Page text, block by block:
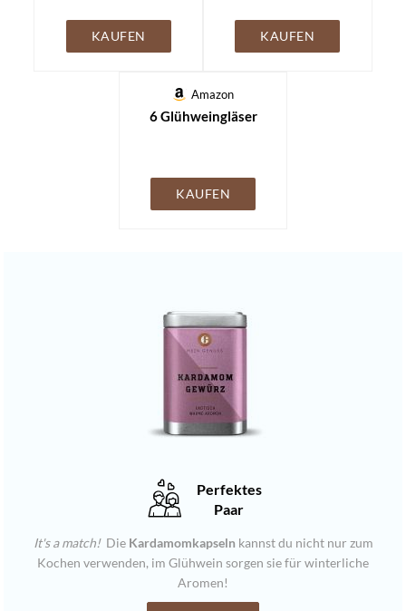
KAUFEN KAUFEN
Amazon
6 Glühweingläser
KAUFEN
Perfektes
Paar
It's a match!Die Kardamomkapseln kannst du nicht nur zum
Kochen verwenden, im Glühwein sorgen sie für winterliche
Aromen!